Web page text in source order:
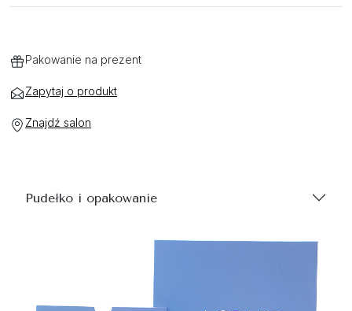
Pakowanie na prezent
Zapytaj o produkt
Znajdź salon
Pudełko i opakowanie